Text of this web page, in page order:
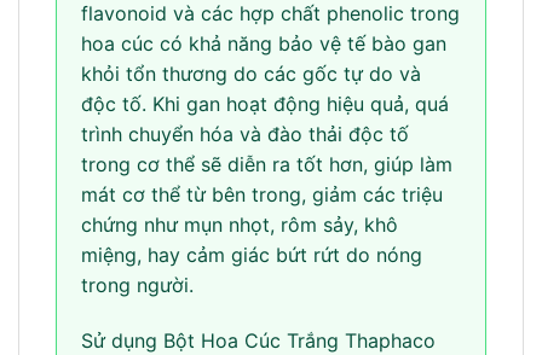
flavonoid và các hợp chất phenolic trong
hoa cúc có khả năng bảo vệ tế bào gan
khỏi tổn thương do các gốc tự do và
độc tố. Khi gan hoạt động hiệu quả, quá
trình chuyển hóa và đào thải độc tố
trong cơ thể sẽ diễn ra tốt hơn, giúp làm
mát cơ thể từ bên trong, giảm các triệu
chứng như mụn nhọt, rôm sảy, khô
miệng, hay cảm giác bứt rứt do nóng
trong người.
Sử dụng Bột Hoa Cúc Trắng Thaphaco